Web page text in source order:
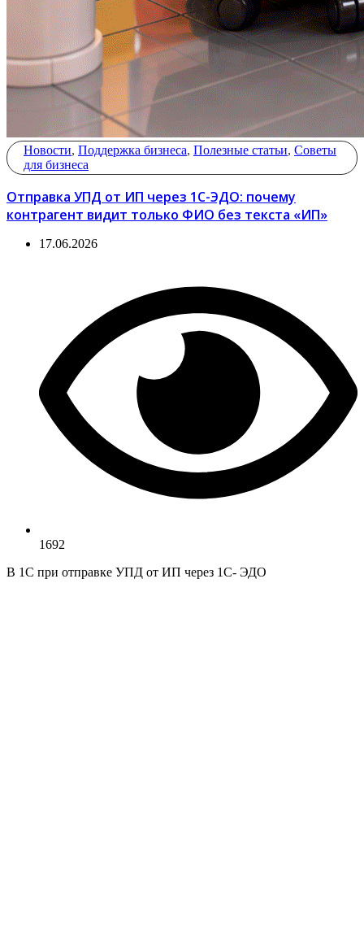
Новости, Поддержка бизнеса, Полезные статьи, Советы
для бизнеса
Отправка УПД от ИП через 1С-ЭДО: почему
контрагент видит только ФИО без текста «ИП»
17.06.2026
1692
В 1С при отправке УПД от ИП через 1С- ЭДО